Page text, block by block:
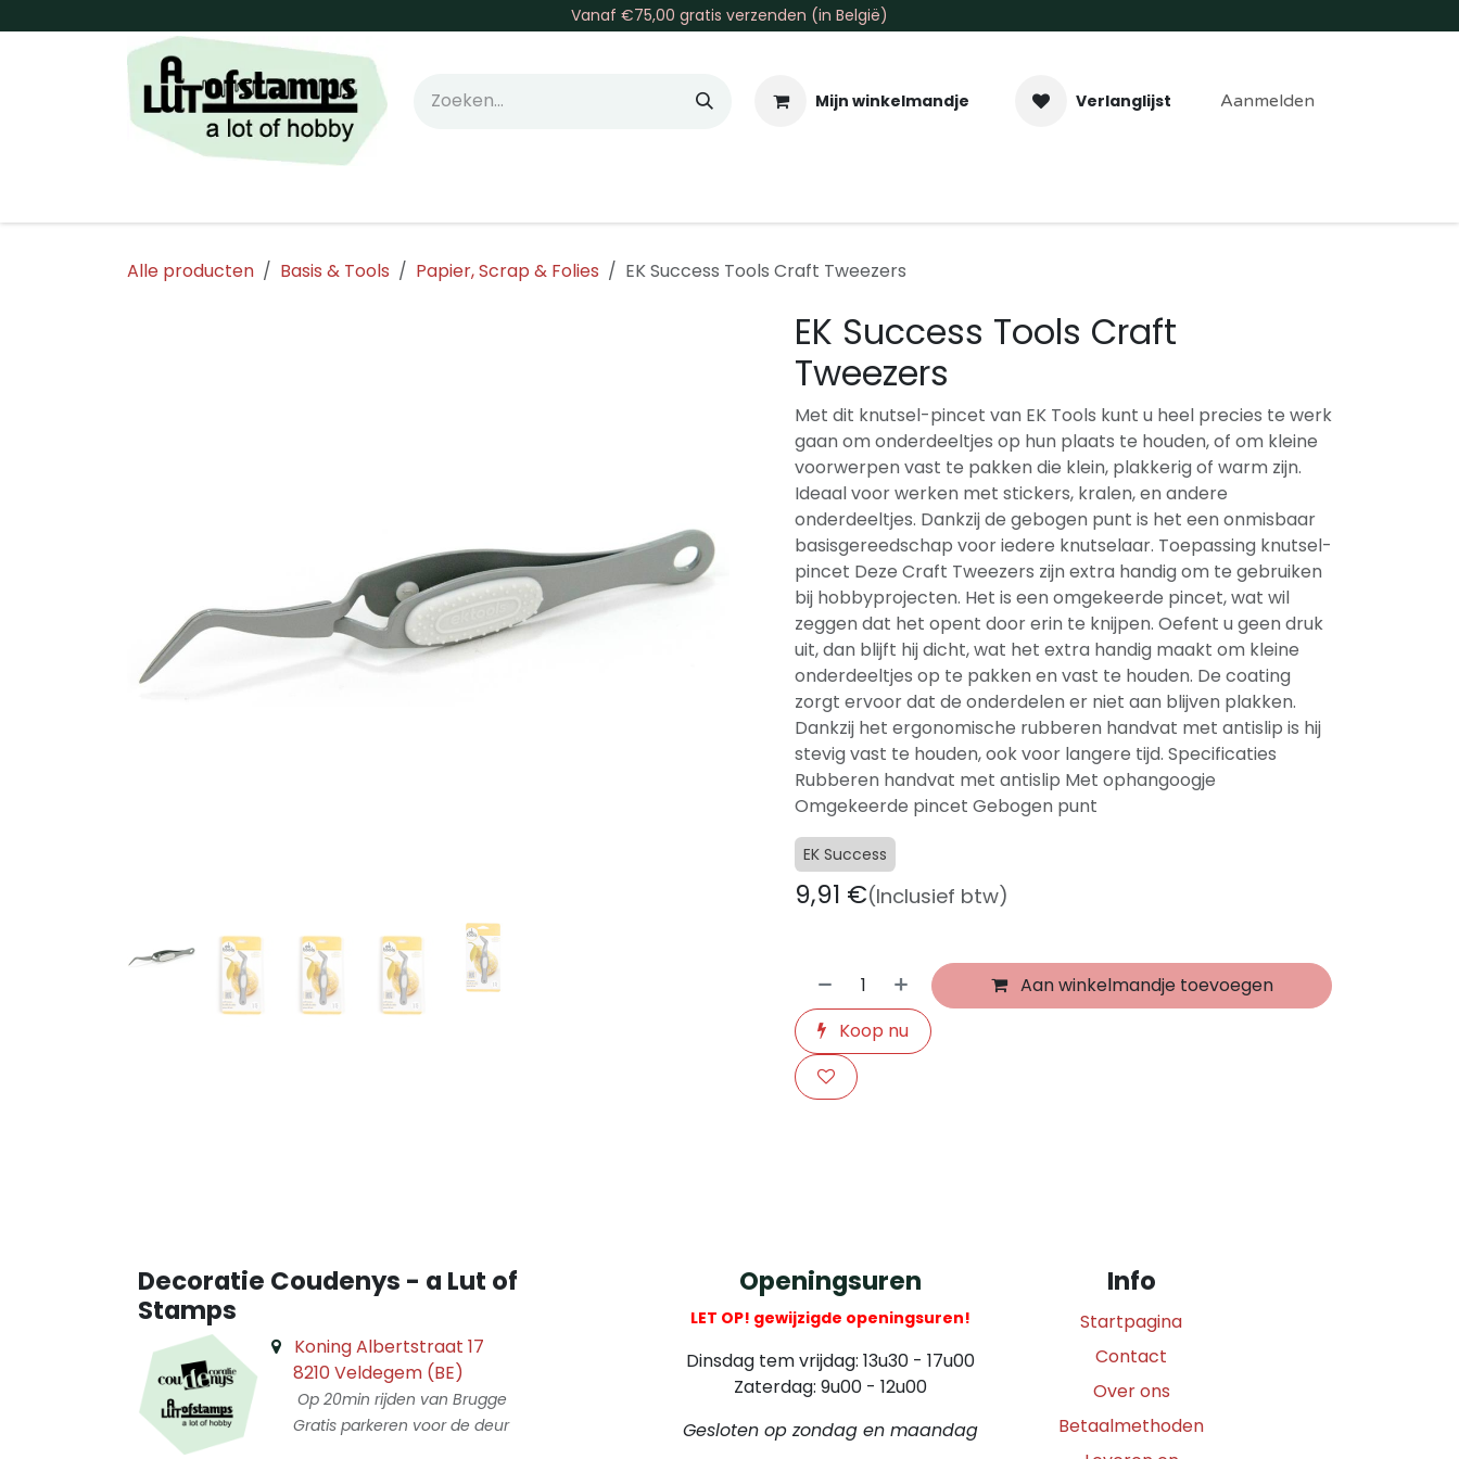
Vanaf €75,00 gratis verzenden (in België)
Mijn winkelmandje Verlanglijst Aanmelden
Alle producten Basis & Tools Papier, Scrap & Folies EK Success Tools Craft Tweezers
EK Success Tools Craft
Tweezers
Met dit knutsel-pincet van EK Tools kunt u heel precies te werk
gaan om onderdeeltjes op hun plaats te houden, of om kleine
voorwerpen vast te pakken die klein, plakkerig of warm zijn.
Ideaal voor werken met stickers, kralen, en andere
onderdeeltjes. Dankzij de gebogen punt is het een onmisbaar
basisgereedschap voor iedere knutselaar. Toepassing knutsel-
pincet Deze Craft Tweezers zijn extra handig om te gebruiken
bij hobbyprojecten. Het is een omgekeerde pincet, wat wil
zeggen dat het opent door erin te knijpen. Oefent u geen druk
uit, dan blijft hij dicht, wat het extra handig maakt om kleine
onderdeeltjes op te pakken en vast te houden. De coating
zorgt ervoor dat de onderdelen er niet aan blijven plakken.
Dankzij het ergonomische rubberen handvat met antislip is hij
stevig vast te houden, ook voor langere tijd. Specificaties
Rubberen handvat met antislip Met ophangoogje
Omgekeerde pincet Gebogen punt
EK Success
9,91 €(Inclusief btw)
Aan winkelmandje toevoegen
Koop nu
Decoratie Coudenys - a Lut of
Stamps
Koning Albertstraat 17
8210 Veldegem (BE)
Op 20min rijden van Brugge
Gratis parkeren voor de deur
Openingsuren
LET OP! gewijzigde openingsuren!
Dinsdag tem vrijdag: 13u30 - 17u00
Zaterdag: 9u00 - 12u00
Gesloten op zondag en maandag
Info
Startpagina
Contact
Over ons
Betaalmethoden